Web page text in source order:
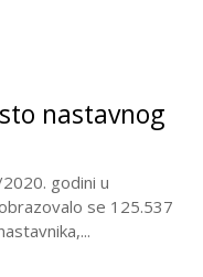
nastavnog
godini u
se 125.537